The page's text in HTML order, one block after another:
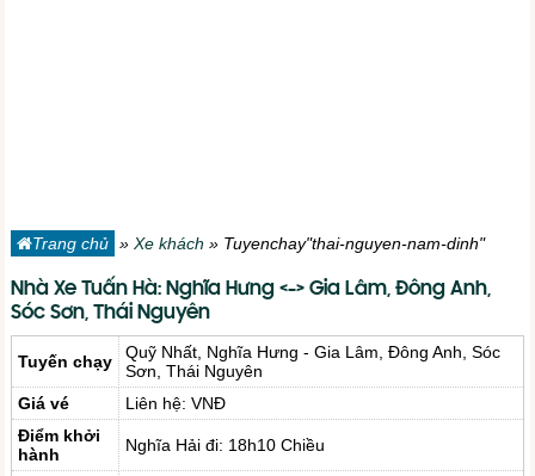
Trang chủ » Xe khách » Tuyenchay"thai-nguyen-nam-dinh"
Nhà Xe Tuấn Hà: Nghĩa Hưng <-> Gia Lâm, Đông Anh,
Sóc Sơn, Thái Nguyên
Tuyến chạy
Quỹ Nhất, Nghĩa Hưng - Gia Lâm, Đông Anh, Sóc
Sơn, Thái Nguyên
Giá vé
Liên hệ: VNĐ
Điểm khởi
hành
Nghĩa Hải đi: 18h10 Chiều